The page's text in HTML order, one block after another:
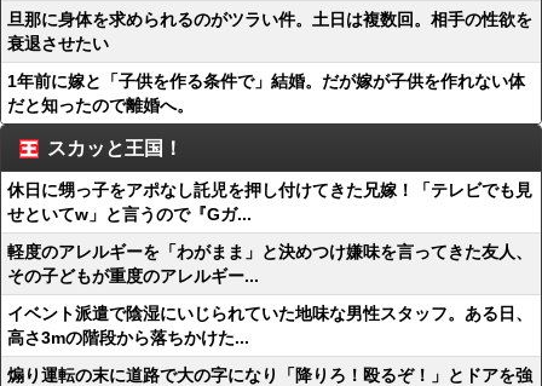
旦那に身体を求められるのがツラい件。土日は複数回。相手の性欲を
衰退させたい
1年前に嫁と「子供を作る条件で」結婚。だが嫁が子供を作れない体
だと知ったので離婚へ。
スカッと王国！
休日に甥っ子をアポなし託児を押し付けてきた兄嫁！「テレビでも見
せといてw」と言うので『Gガ...
軽度のアレルギーを「わがまま」と決めつけ嫌味を言ってきた友人、
その子どもが重度のアレルギー...
イベント派遣で陰湿にいじられていた地味な男性スタッフ。ある日、
高さ3mの階段から落ちかけた...
煽り運転の末に道路で大の字になり「降りろ！殴るぞ！」とドアを強